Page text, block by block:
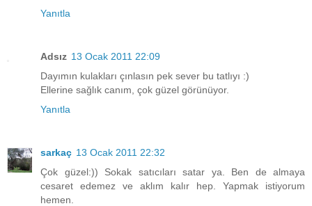
Yanıtla
Adsız 13 Ocak 2011 22:09
Dayımın kulakları çınlasın pek sever bu tatlıyı :)
Ellerine sağlık canım, çok güzel görünüyor.
Yanıtla
sarkaç 13 Ocak 2011 22:32
Çok güzel:)) Sokak satıcıları satar ya. Ben de almaya
cesaret edemez ve aklım kalır hep. Yapmak istiyorum
hemen.